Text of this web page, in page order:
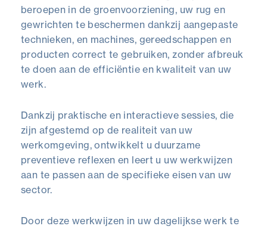
beroepen in de groenvoorziening, uw rug en
gewrichten te beschermen dankzij aangepaste
technieken, en machines, gereedschappen en
producten correct te gebruiken, zonder afbreuk
te doen aan de efficiëntie en kwaliteit van uw
werk.
Dankzij praktische en interactieve sessies, die
zijn afgestemd op de realiteit van uw
werkomgeving, ontwikkelt u duurzame
preventieve reflexen en leert u uw werkwijzen
aan te passen aan de specifieke eisen van uw
sector.
Door deze werkwijzen in uw dagelijkse werk te